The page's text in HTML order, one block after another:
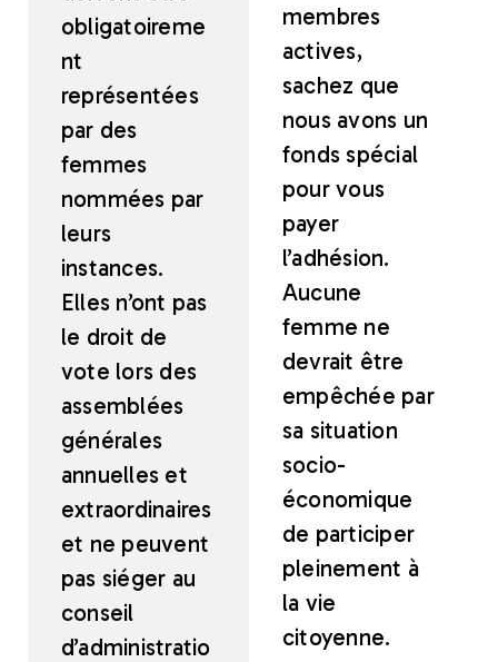
obligatoireme
nt
représentées
par des
femmes
nommées par
leurs
instances.
Elles n’ont pas
le droit de
vote lors des
assemblées
générales
annuelles et
extraordinaires
et ne peuvent
pas siéger au
conseil
d’administratio
membres
actives,
sachez que
nous avons un
fonds spécial
pour vous
payer
l’adhésion.
Aucune
femme ne
devrait être
empêchée par
sa situation
socio-
économique
de participer
pleinement à
la vie
citoyenne.